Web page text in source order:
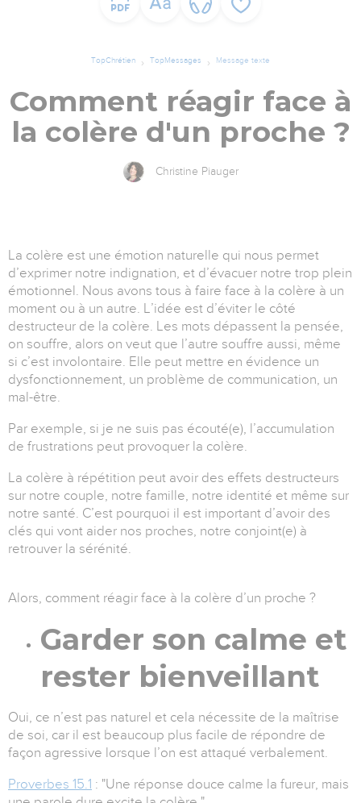
TopChrétien TopMessages Message texte
Comment réagir face à
la colère d'un proche ?
Christine Piauger
La colère est une émotion naturelle qui nous permet
d’exprimer notre indignation, et d’évacuer notre trop plein
émotionnel. Nous avons tous à faire face à la colère à un
moment ou à un autre. L’idée est d’éviter le côté
destructeur de la colère. Les mots dépassent la pensée,
on souffre, alors on veut que l’autre souffre aussi, même
si c’est involontaire. Elle peut mettre en évidence un
dysfonctionnement, un problème de communication, un
mal-être.
Par exemple, si je ne suis pas écouté(e), l’accumulation
de frustrations peut provoquer la colère.
La colère à répétition peut avoir des effets destructeurs
sur notre couple, notre famille, notre identité et même sur
notre santé. C’est pourquoi il est important d’avoir des
clés qui vont aider nos proches, notre conjoint(e) à
retrouver la sérénité.
Alors, comment réagir face à la colère d’un proche ?
Garder son calme et
rester bienveillant
Oui, ce n’est pas naturel et cela nécessite de la maîtrise
de soi, car il est beaucoup plus facile de répondre de
façon agressive lorsque l’on est attaqué verbalement.
Proverbes 15.1 : "Une réponse douce calme la fureur, mais